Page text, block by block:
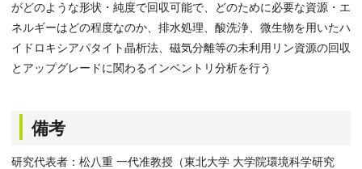
がどのような形状・純度で回収可能で、どのために必要な資源・エ
ネルギーはどの程度なのか、排水処理、酸洗浄、微生物を用いたハ
イドロキシアパタイト晶析法、磁気分離等の未利用リン資源の回収
とアップグレードに関わるインベントリ分析を行う
備考
研究代表者：松八重 一代准教授（東北大学 大学院環境科学研究